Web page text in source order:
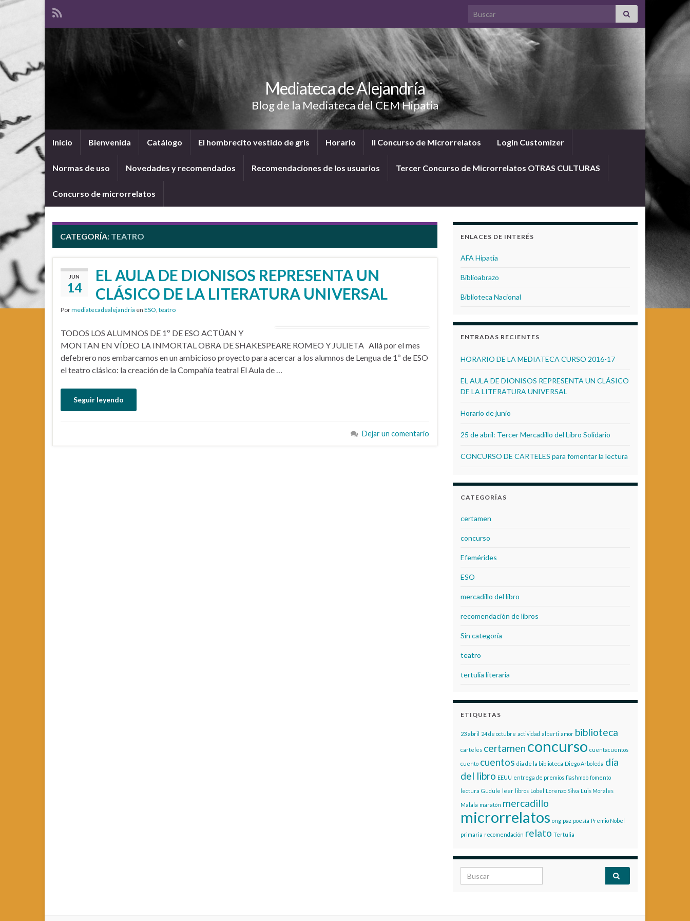
Search for:
Mediateca de Alejandría
Blog de la Mediateca del CEM Hipatia
Inicio Bienvenida Catálogo El hombrecito vestido de gris Horario II Concurso de Microrrelatos Login Customizer
Normas de uso Novedades y recomendados Recomendaciones de los usuarios Tercer Concurso de Microrrelatos OTRAS CULTURAS
Concurso de microrrelatos
CATEGORÍA: TEATRO
JUN
14
EL AULA DE DIONISOS REPRESENTA UN
CLÁSICO DE LA LITERATURA UNIVERSAL
Pormediatecadealejandria en ESO, teatro
TODOS LOS ALUMNOS DE 1º DE ESO ACTÚAN Y
MONTAN EN VÍDEO LA INMORTAL OBRA DE SHAKESPEARE ROMEO Y JULIETA Allá por el mes
defebrero nos embarcamos en un ambicioso proyecto para acercar a los alumnos de Lengua de 1º de ESO
el teatro clásico: la creación de la Compañía teatral El Aula de …
Seguir leyendo
Dejar un comentario
ENLACES DE INTERÉS
AFA Hipatia
Biblioabrazo
Biblioteca Nacional
ENTRADAS RECIENTES
HORARIO DE LA MEDIATECA CURSO 2016-17
EL AULA DE DIONISOS REPRESENTA UN CLÁSICO
DE LA LITERATURA UNIVERSAL
Horario de junio
25 de abril: Tercer Mercadillo del Libro Solidario
CONCURSO DE CARTELES para fomentar la lectura
CATEGORÍAS
certamen
concurso
Efemérides
ESO
mercadillo del libro
recomendación de libros
Sin categoría
teatro
tertulia literaria
ETIQUETAS
23 abril 24 de octubre actividad alberti amor biblioteca
carteles certamen concurso cuentacuentos
cuento cuentos dia de la biblioteca Diego Arboleda día
del libro EEUU entrega de premios flashmob fomento
lectura Gudule leer libros Lobel Lorenzo Silva Luis Morales
Malala maratón mercadillo
microrrelatos ong paz poesía Premio Nobel
primaria recomendación relato Tertulia
Search for: